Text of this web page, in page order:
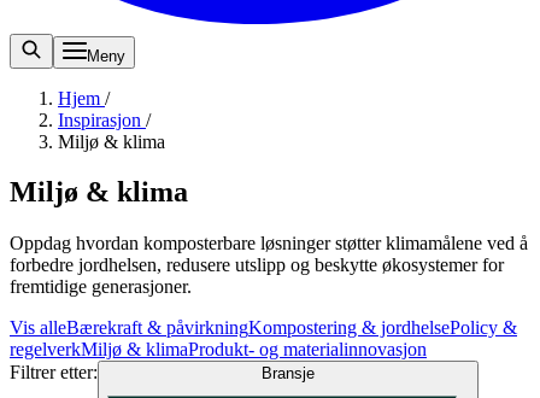
Meny
Hjem /
Inspirasjon /
Miljø & klima
Miljø & klima
Oppdag hvordan komposterbare løsninger støtter klimamålene ved å
forbedre jordhelsen, redusere utslipp og beskytte økosystemer for
fremtidige generasjoner.
Vis alleBærekraft & påvirkningKompostering & jordhelsePolicy &
regelverkMiljø & klimaProdukt- og materialinnovasjon
Filtrer etter: Bransje